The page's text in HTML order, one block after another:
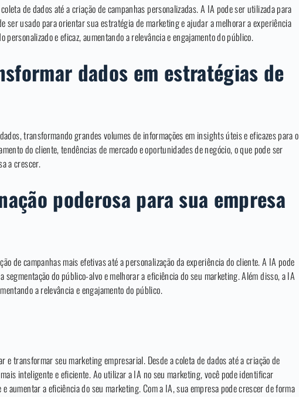
de dados até a criação de campanhas personalizadas. A IA pode ser utilizada para
ser usado para orientar sua estratégia de marketing e ajudar a melhorar a experiência
e eficaz, aumentando a relevância e engajamento do público.
dados em estratégias de
transformando grandes volumes de informações em insights úteis e eficazes para o
do cliente, tendências de mercado e oportunidades de negócio, o que pode ser
a crescer.
poderosa para sua empresa
de campanhas mais efetivas até a personalização da experiência do cliente. A IA pode
do público-alvo e melhorar a eficiência do seu marketing. Além disso, a IA
a relevância e engajamento do público.
transformar seu marketing empresarial. Desde a coleta de dados até a criação de
inteligente e eficiente. Ao utilizar a IA no seu marketing, você pode identificar
aumentar a eficiência do seu marketing. Com a IA, sua empresa pode crescer de forma